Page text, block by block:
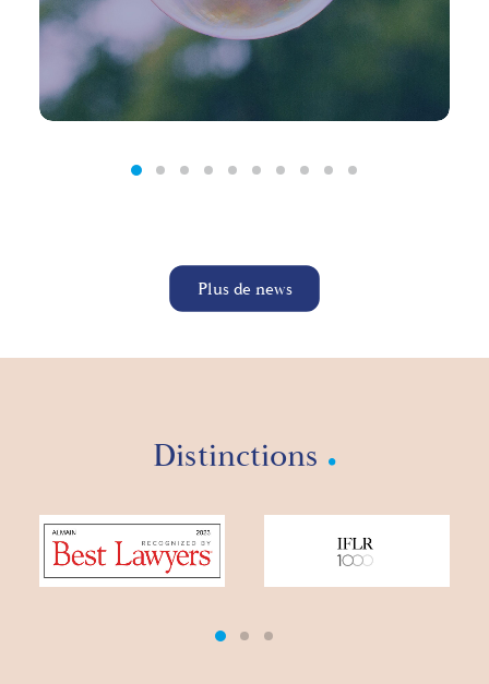
Plus de news
Distinctions